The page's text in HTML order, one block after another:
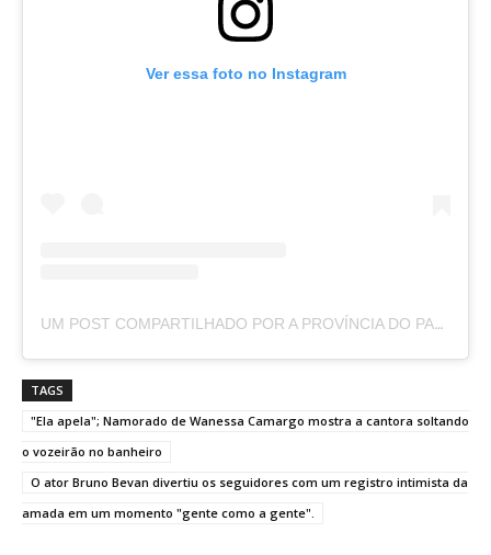
Ver essa foto no Instagram
UM POST COMPARTILHADO POR A PROVÍNCIA DO PARÁ (@APROVINCIADOPARA)
TAGS
"Ela apela"; Namorado de Wanessa Camargo mostra a cantora soltando
o vozeirão no banheiro
O ator Bruno Bevan divertiu os seguidores com um registro intimista da
amada em um momento "gente como a gente".